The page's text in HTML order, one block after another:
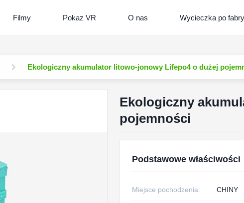
Filmy Pokaz VR O nas Wycieczka po
Ekologiczny akumulator litowo-jonowy Lifepo4 o dużej
Ekologiczny
pojemności
Podstawowe właściwości
Miejsce pochodzenia: CHINY